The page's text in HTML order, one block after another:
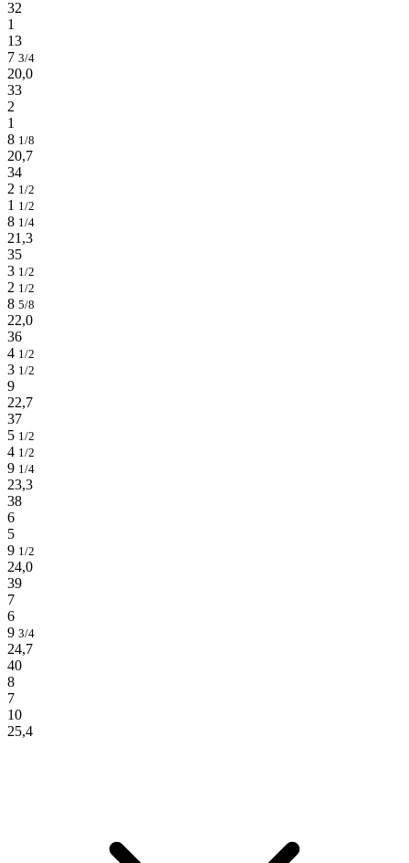
32
1
13
7 3/4
20,0
33
2
1
8 1/8
20,7
34
2 1/2
1 1/2
8 1/4
21,3
35
3 1/2
2 1/2
8 5/8
22,0
36
4 1/2
3 1/2
9
22,7
37
5 1/2
4 1/2
9 1/4
23,3
38
6
5
9 1/2
24,0
39
7
6
9 3/4
24,7
40
8
7
10
25,4